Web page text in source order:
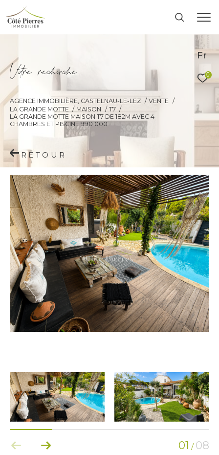
Fr
0
Vore recece
AGENCE IMMOBILIÈRE, CASTELNAU-LE-LEZ
VENTE
LA GRANDE MOTTE
MAISON
T7
LA GRANDE MOTTE MAISON T7 DE 182M AVEC 4
CHAMBRES ET PISCINE 990 000
RETOUR
01 / 08